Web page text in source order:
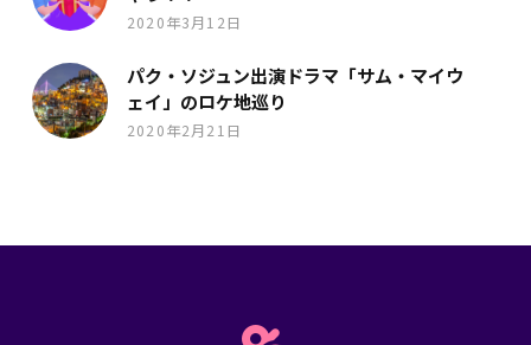
2020年3月12日
パク・ソジュン出演ドラマ「サム・マイウ
ェイ」のロケ地巡り
2020年2月21日